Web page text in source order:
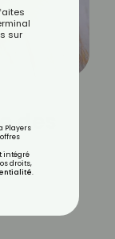
sur
Players
intégré
droits,
.